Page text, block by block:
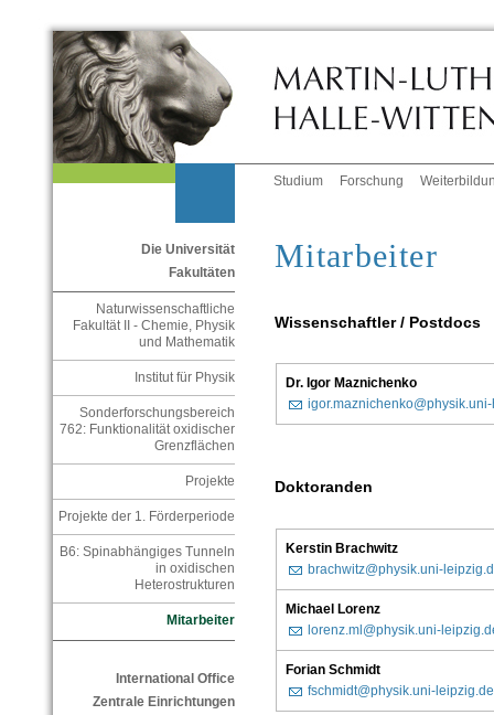
Studium Forschung
Die Universität
Fakultäten
Naturwissenschaftliche
Fakultät II - Chemie, Physik
und Mathematik
Institut für Physik
Sonderforschungsbereich
762: Funktionalität oxidischer
Grenzflächen
Projekte
Projekte der 1. Förderperiode
B6: Spinabhängiges Tunneln
in oxidischen
Heterostrukturen
Mitarbeiter
International Office
Zentrale Einrichtungen
Mitarbeiter
Wissenschaftler / Postdocs
Dr. Igor Maznichenko
Doktoranden
Kerstin Brachwitz
brachwitz@physik.uni-
Michael Lorenz
lorenz.ml@physik.uni-
Forian Schmidt
fschmidt@physik.uni-leipzig.de